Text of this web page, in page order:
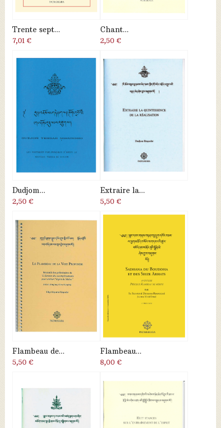
Trente sept...
7,01 €
Chant...
2,50 €
Dudjom...
2,50 €
Extraire la...
5,50 €
Flambeau de...
5,50 €
Flambeau...
8,00 €